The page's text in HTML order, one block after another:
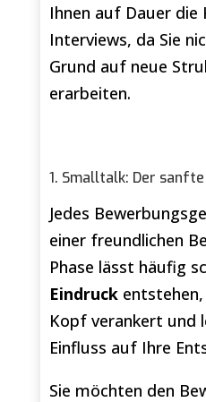
Ihnen auf Dauer
Interviews, da Sie
Grund auf neue
erarbeiten.
1. Smalltalk: Der
Jedes
einer freundlichen
Phase lässt häufig
Eindruckentstehen,
Kopf verankert und
Einfluss auf Ihre
Sie möchten den